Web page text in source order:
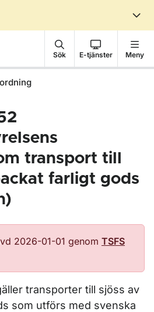
Sök E-tjänster Meny
transport till
farligt gods
2026-01-01 genom TSFS
transporter till sjöss av
som utförs med svenska